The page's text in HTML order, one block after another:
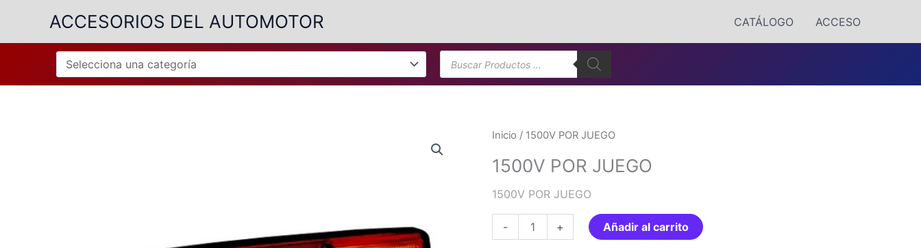
contenido
ACCESORIOS DEL AUTOMOTOR CATÁLOGO ACCESO
Búsqueda
de
productos
Inicio / 1500V POR JUEGO
1500V POR JUEGO
1500V POR JUEGO
-
POR
+ Añadir al carrito